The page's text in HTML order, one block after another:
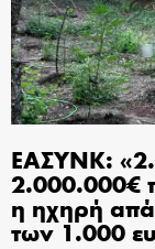
ΕΑΣΥΝΚ:
2.000.000€
η ηχηρή
των 1.000